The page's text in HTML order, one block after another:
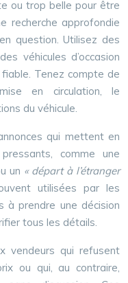
ou trop belle pour être
recherche approfondie
question. Utilisez des
véhicules d’occasion
Tenez compte de
en circulation, le
du véhicule.
qui mettent en
comme une
un « départ à l’étranger
utilisées par les
à prendre une décision
tous les détails.
vendeurs qui refusent
ou qui, au contraire,